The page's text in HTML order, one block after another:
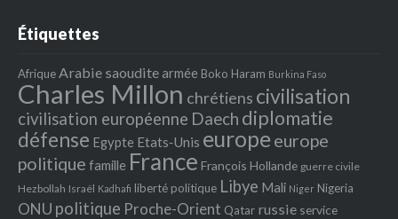
Étiquettes
AfriqueArabie saoudite armée Boko Haram Burkina Faso
Charles Millon chrétiens civilisation
civilisation européenne Daech diplomatie
défense Egypte Etats‐Unis europeeurope
politique famille France François Hollande guerre civile
Hezbollah Israël Kadhafi liberté politique Libye Mali Niger Nigeria
ONU politique Proche-Orient Qatar russie service